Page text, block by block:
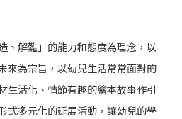
、解難」的能力和態度為理念，以
來為宗旨，以幼兒生活常常面對的
生活化、情節有趣的繪本故事作引
式多元化的延展活動，讓幼兒的學